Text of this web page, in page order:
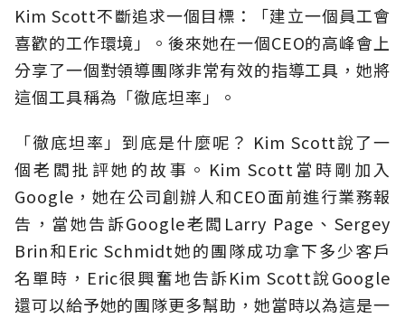
Kim Scott不斷追求一個目標：「建立一個員工會
喜歡的工作環境」。後來她在一個CEO的高峰會上
分享了一個對領導團隊非常有效的指導工具，她將
這個工具稱為「徹底坦率」。
「徹底坦率」到底是什麼呢？ Kim Scott說了一
個老闆批評她的故事。Kim Scott當時剛加入
Google，她在公司創辦人和CEO面前進行業務報
告，當她告訴Google老闆Larry Page、Sergey
Brin和Eric Schmidt她的團隊成功拿下多少客戶
名單時，Eric很興奮地告訴Kim Scott說Google
還可以給予她的團隊更多幫助，她當時以為這是一